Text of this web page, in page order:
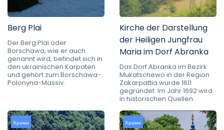
Berg Plai
Der Berg Plai oder
Borschawa, wie er auch
genannt wird, befindet sich in
den ukrainischen Karpaten
und gehört zum Borschawa-
Polonyna-Massiv.
Kirche der Darstellung
der Heiligen Jungfrau
Maria im Dorf Abranka
Das Dorf Abranka im Bezirk
Mukatschewo in der Region
Zakarpattia wurde 1611
gegründet. Im Jahr 1692 wird
in historischen Quellen
Храми Храми